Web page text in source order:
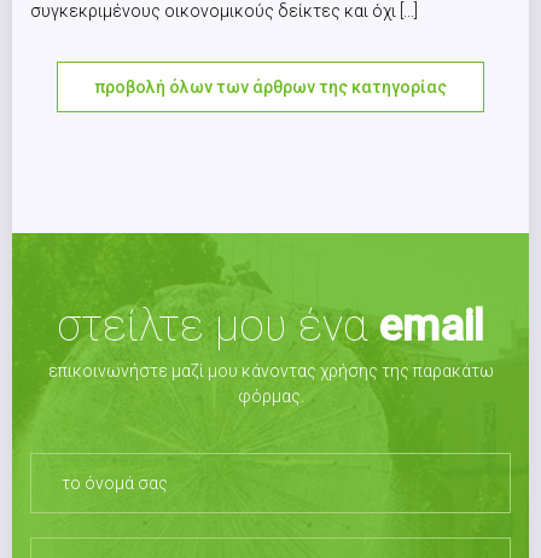
συγκεκριμένους οικονομικούς δείκτες και όχι [...]
προβολή όλων των άρθρων της κατηγορίας
στείλτε μου έναemail
επικοινωνήστε μαζί μου κάνοντας χρήσης της παρακάτω
φόρμας.